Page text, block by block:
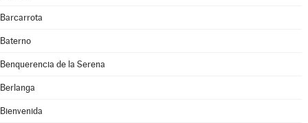
Barcarrota
Baterno
Benquerencia de la Serena
Berlanga
Bienvenida